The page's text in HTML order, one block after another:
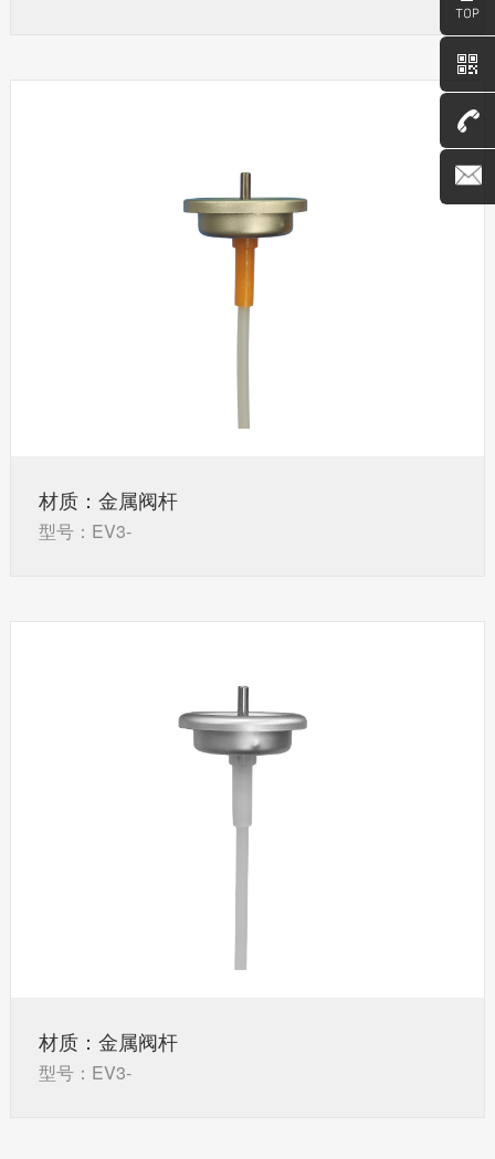
材质：金属阀杆
型号：EV3-
材质：金属阀杆
型号：EV3-